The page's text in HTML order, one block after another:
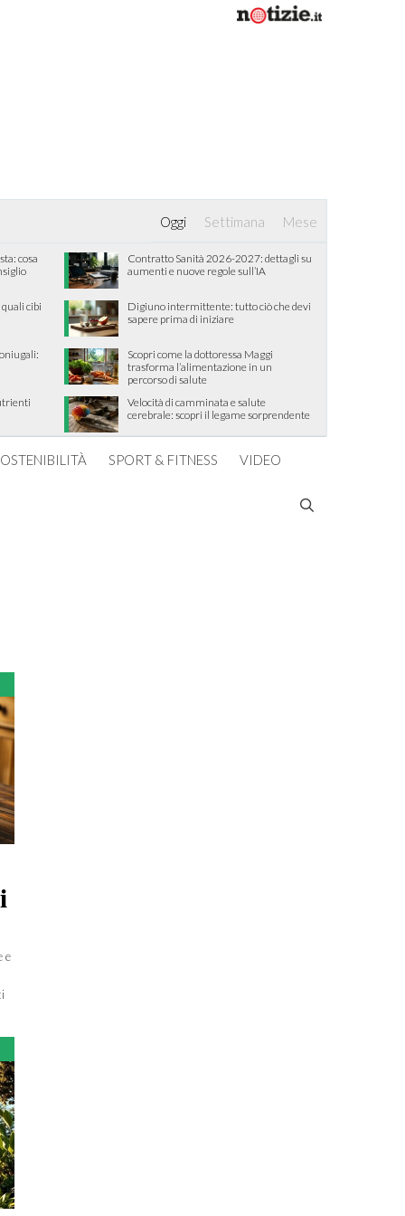
Oggi Settimana Mese
cosa
Contratto Sanità 2026-2027: dettagli su
aumenti e nuove regole sull’IA
cibi
Digiuno intermittente: tutto ciò che devi
sapere prima di iniziare
Scopri come la dottoressa Maggi
trasforma l’alimentazione in un
percorso di salute
Velocità di camminata e salute
cerebrale: scopri il legame sorprendente
funzioni cognitive e il benessere
SPORT & FITNESS VIDEO
e